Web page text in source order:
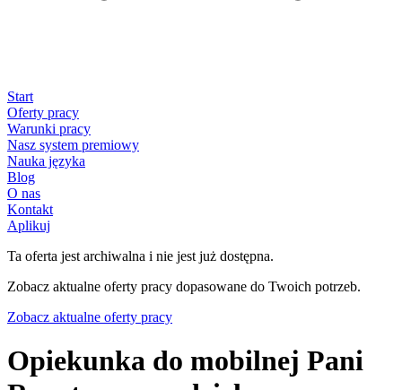
Start
Oferty pracy
Warunki pracy
Nasz system premiowy
Nauka języka
Blog
O nas
Kontakt
Aplikuj
Ta oferta jest archiwalna i nie jest już dostępna.
Zobacz aktualne oferty pracy dopasowane do Twoich potrzeb.
Zobacz aktualne oferty pracy
Opiekunka do mobilnej Pani